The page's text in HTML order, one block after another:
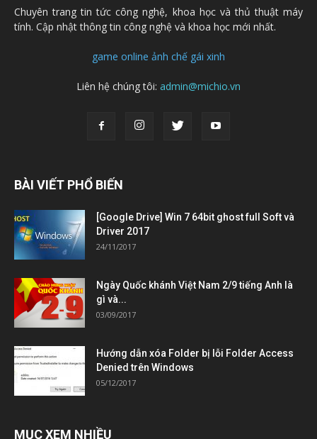
Chuyên trang tin tức công nghệ, khoa học và thủ thuật máy
tính. Cập nhật thông tin công nghệ và khoa học mới nhất.
game online ảnh chế gái xinh
Liên hệ chúng tôi: admin@michio.vn
BÀI VIẾT PHỔ BIẾN
[Google Drive] Win 7 64bit ghost full Soft và
Driver 2017
24/11/2017
Ngày Quốc khánh Việt Nam 2/9 tiếng Anh là
gì và...
03/09/2017
Hướng dẫn xóa Folder bị lỗi Folder Access
Denied trên Windows
05/12/2017
MỤC XEM NHIỀU